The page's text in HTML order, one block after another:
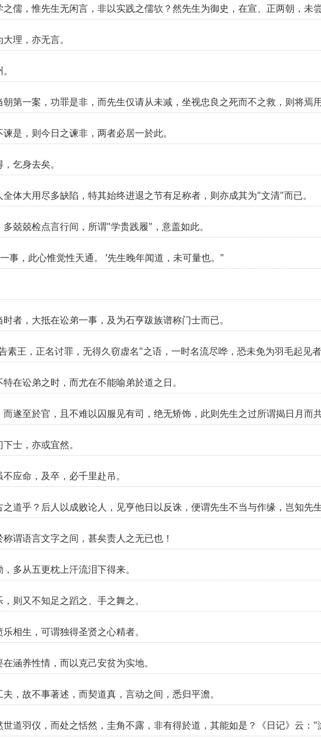
儒，惟先生无闲言，非以实践之儒欤？然先生为御史，在宣、正两朝，未
理，亦无言。
第一案，功罪是非，而先生仅请从未减，坐视忠良之死而不之救，则将焉
是，则今日之谏非，两者必居一於此。
乞身去矣。
体大用尽多缺陷，特其始终进退之节有足称者，则亦成其为"文清"而已。
兢兢检点言行间，所谓"学贵践履"，意盖如此。
事，此心惟觉性天通。 ’先生晚年闻道，未可量也。"
者，大抵在讼弟一事，及为石亨跋族谱称门士而已。
素王，正名讨罪，无得久窃虚名"之语，一时名流尽哗，恐未免为羽毛起见
在讼弟之时，而尤在不能喻弟於道之日。
遂至於官，且不难以囚服见有司，绝无矫饰，此则先生之过所谓揭日月而
士，亦或宜然。
应命，及卒，必千里赴吊。
道乎？后人以成败论人，见亨他日以反诛，便谓先生不当与作缘，岂知先
谓语言文字之间，甚矣责人之无已也！
多从五更枕上汗流泪下得来。
则又不知足之蹈之、手之舞之。
相生，可谓独得圣贤之心精者。
涵养性情，而以克己安贫为实地。
，故不事著述，而契道真，言动之间，悉归平澹。
道羽仪，而处之恬然，圭角不露，非有得於道，其能如是？《日记》云：